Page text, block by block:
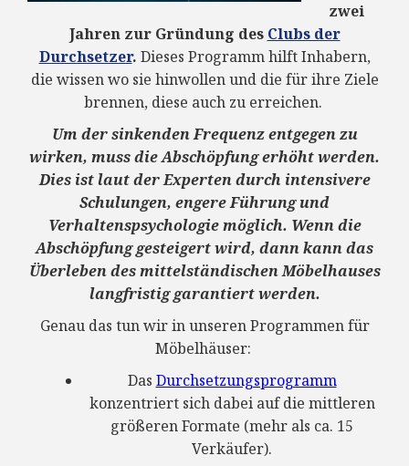
zwei
Jahren zur Gründung des Clubs der
Durchsetzer. Dieses Programm hilft Inhabern,
die wissen wo sie hinwollen und die für ihre Ziele
brennen, diese auch zu erreichen.
Um der sinkenden Frequenz entgegen zu
wirken, muss die Abschöpfung erhöht werden.
Dies ist laut der Experten durch intensivere
Schulungen, engere Führung und
Verhaltenspsychologie möglich. Wenn die
Abschöpfung gesteigert wird, dann kann das
Überleben des mittelständischen Möbelhauses
langfristig garantiert werden.
Genau das tun wir in unseren Programmen für
Möbelhäuser:
Das Durchsetzungsprogramm
konzentriert sich dabei auf die mittleren
größeren Formate (mehr als ca. 15
Verkäufer).